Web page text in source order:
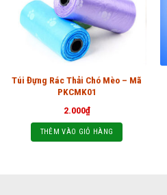
Túi Đựng Rác Thải Chó Mèo – Mã
PKCMK01
2.000₫
THÊM VÀO GIỎ HÀNG